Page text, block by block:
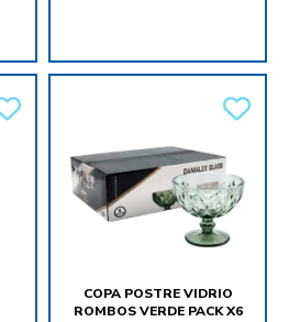
COPA POSTRE VIDRIO
ROMBOS VERDE PACK X6